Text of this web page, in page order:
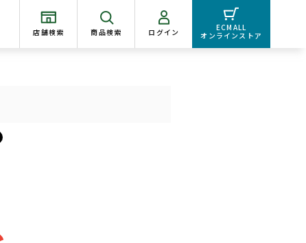
店舗検索 商品検索 ログイン
ECMALL
オンラインストア